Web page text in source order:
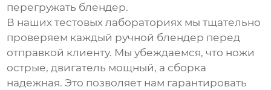
перегружать блендер.
В наших тестовых лабораториях мы тщательно
проверяем каждый ручной блендер перед
отправкой клиенту. Мы убеждаемся, что ножи
острые, двигатель мощный, а сборка
надежная. Это позволяет нам гарантировать